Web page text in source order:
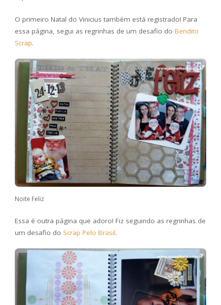
O primeiro Natal do Vinicius também está registrado! Para
essa página, segui as regrinhas de um desafio do Bendito
Scrap.
Noite Feliz
Essa é outra página que adoro! Fiz seguindo as regrinhas de
um desafio do Scrap Pelo Brasil.